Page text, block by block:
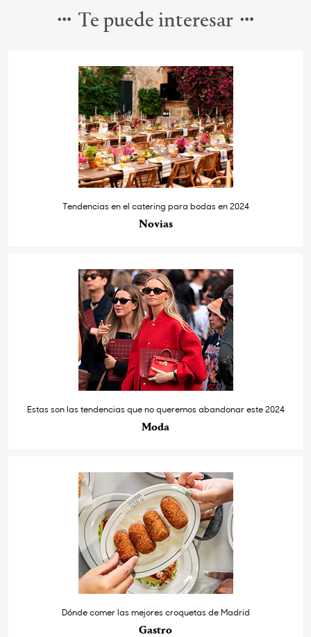
Te puede interesar
Tendencias en el catering para bodas en 2024
Novias
Estas son las tendencias que no queremos abandonar este 2024
Moda
Dónde comer las mejores croquetas de Madrid
Gastro